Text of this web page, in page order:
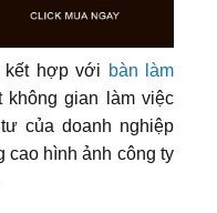
kết hợp với bàn làm
không gian làm việc
của doanh nghiệp
cao hình ảnh công ty